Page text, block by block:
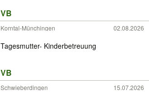
VB
Korntal-Münchingen 02.08.2026
Tagesmutter- Kinderbetreuung
VB
Schwieberdingen 15.07.2026